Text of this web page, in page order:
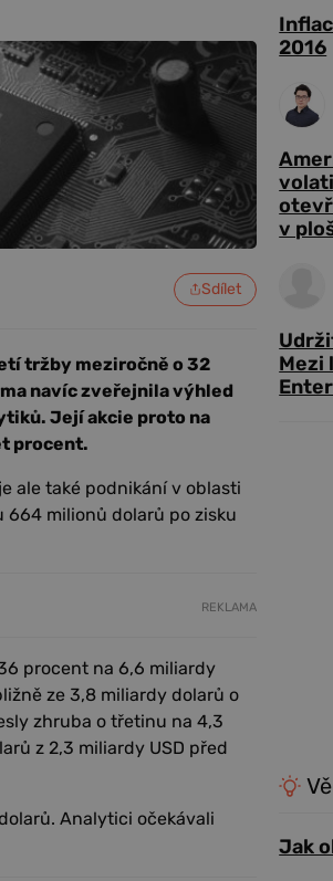
Sdílet
tržby meziročně o 32
navíc zveřejnila výhled
Její akcie proto na
procent.
ale také podnikání v oblasti
milionů dolarů po zisku
REKLAMA
procent na 6,6 miliardy
ze 3,8 miliardy dolarů o
zhruba o třetinu na 4,3
z 2,3 miliardy USD před
Analytici očekávali
2016
v
Mezi
Jak